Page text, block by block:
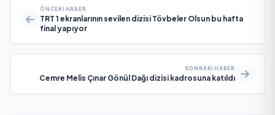
ÖNCEKI HABER
TRT 1 ekranlarının sevilen dizisi Tövbeler Olsun bu hafta
final yapıyor
SONRAKI HABER
Cemre Melis Çınar Gönül Dağı dizisi kadrosuna katıldı